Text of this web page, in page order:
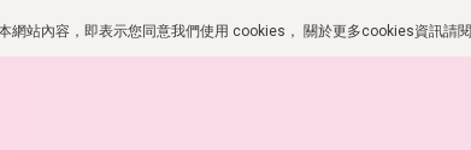
站內容，即表示您同意我們使用 cookies， 關於更多cookies資訊請